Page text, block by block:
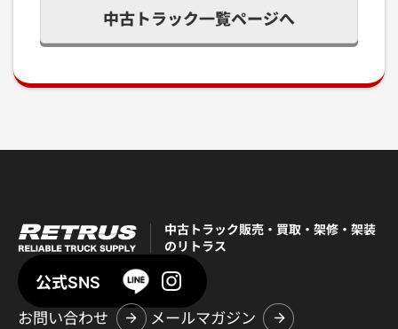
中古トラック一覧ページへ
中古トラック販売・買取・架修・架装
のリトラス
公式SNS
お問い合わせ
メールマガジン